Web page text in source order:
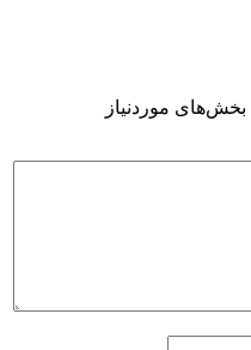
بخش‌های موردنیاز